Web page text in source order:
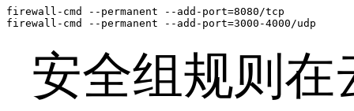
firewall-cmd --permanent --add-port=8080/tcp
firewall-cmd --permanent --add-port=3000-4000/udp
安全组规则